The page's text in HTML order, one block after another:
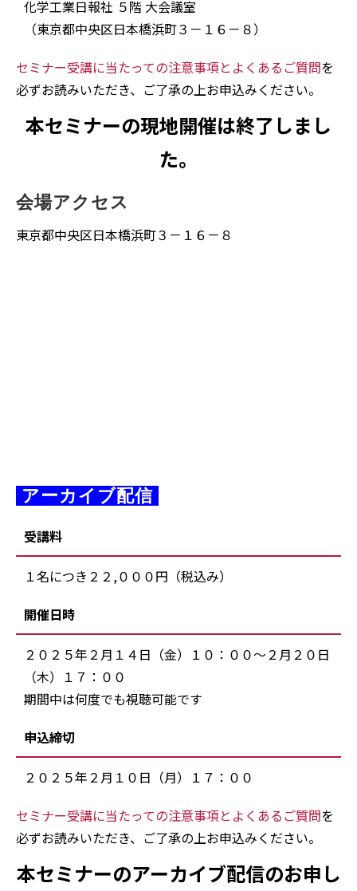
化学工業日報社 ５階 大会議室
（東京都中央区日本橋浜町３－１６－８）
セミナー受講に当たっての注意事項とよくあるご質問を
必ずお読みいただき、ご了承の上お申込みください。
本セミナーの現地開催は終了しまし
た。
会場アクセス
東京都中央区日本橋浜町３－１６－８
アーカイブ配信
受講料
１名につき２２,０００円（税込み）
開催日時
２０２５年２月１４日（金）１０：００～２月２０日
（木）１７：００
期間中は何度でも視聴可能です
申込締切
２０２５年２月１０日（月）１７：００
セミナー受講に当たっての注意事項とよくあるご質問を
必ずお読みいただき、ご了承の上お申込みください。
本セミナーのアーカイブ配信のお申し